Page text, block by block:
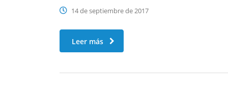
14 de septiembre de 2017
Leer más